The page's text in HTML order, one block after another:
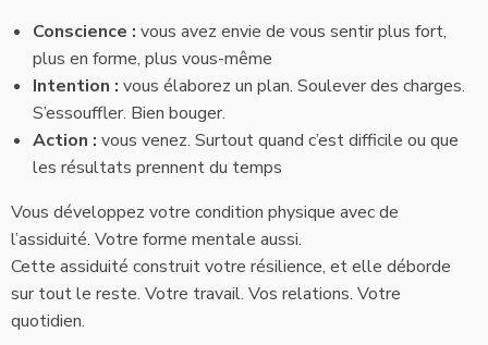
Conscience : vous avez envie de vous sentir plus fort,
plus en forme, plus vous-même
Intention : vous élaborez un plan. Soulever des charges.
S’essouffler. Bien bouger.
Action : vous venez. Surtout quand c’est difficile ou que
les résultats prennent du temps
Vous développez votre condition physique avec de
l’assiduité. Votre forme mentale aussi.
Cette assiduité construit votre résilience, et elle déborde
sur tout le reste. Votre travail. Vos relations. Votre
quotidien.